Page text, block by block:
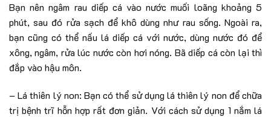
Bạn nên ngâm rau diếp cá vào nước muối loãng khoảng 5
phút, sau đó rửa sạch để khô dùng như rau sống. Ngoài ra,
bạn cũng có thể nấu lá diếp cá với nước, dùng nước đó để
xông, ngâm, rửa lúc nước còn hơi nóng. Bã diếp cá còn lại thì
đắp vào hậu môn.
– Lá thiên lý non: Bạn có thể sử dụng lá thiên lý non để chữa
trị bệnh trĩ hỗn hợp rất đơn giản. Với cách sử dụng 1 nắm lá